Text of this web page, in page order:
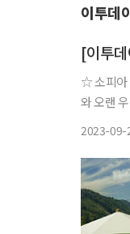
이투데
[이투
☆ 소피아 로렌 명언 “실수는 완벽한 삶을 위해 반드시 치러
와 오랜
2023-09-